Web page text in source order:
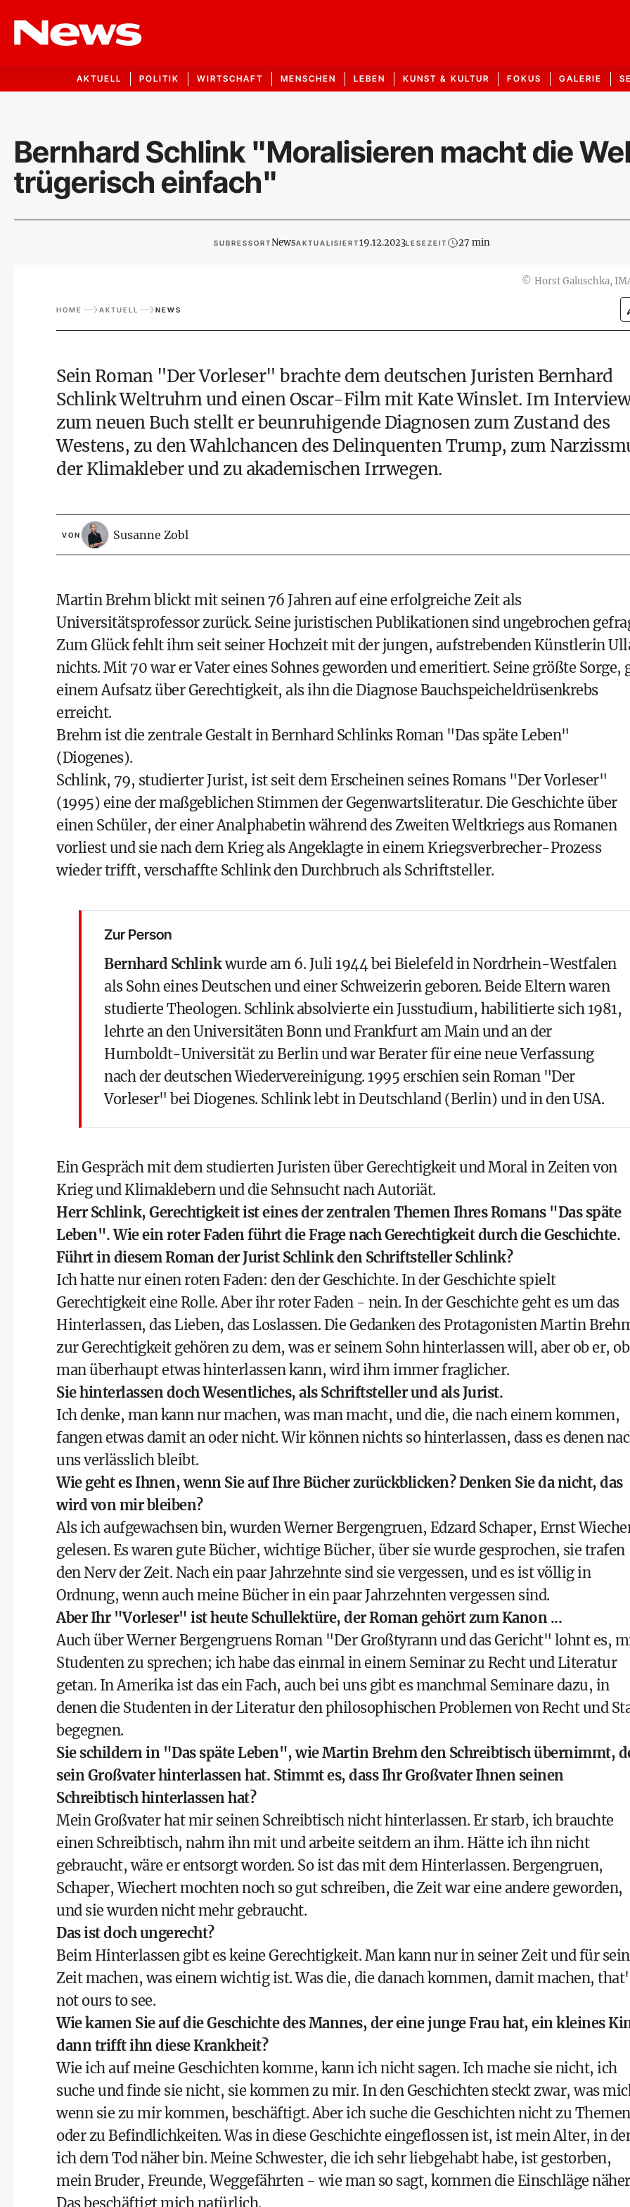
AKTUELL POLITIK WIRTSCHAFT MENSCHEN LEBEN KUNST & KULTUR FOKUS GALERIE
Bernhard Schlink "Moralisieren macht die
trügerisch einfach"
SUBRESSORTNewsAKTUALISIERT19.12.2023LESEZEIT 27 min
© Horst Galuschka,
HOME AKTUELL NEWS
Sein Roman "Der Vorleser" brachte dem deutschen Juristen Bernhard
Schlink Weltruhm und einen Oscar-Film mit Kate Winslet. Im Interview
zum neuen Buch stellt er beunruhigende Diagnosen zum Zustand des
Westens, zu den Wahlchancen des Delinquenten Trump, zum
der Klimakleber und zu akademischen Irrwegen.
VON Susanne Zobl
Martin Brehm blickt mit seinen 76 Jahren auf eine erfolgreiche Zeit als
Universitätsprofessor zurück. Seine juristischen Publikationen sind ungebrochen
Zum Glück fehlt ihm seit seiner Hochzeit mit der jungen, aufstrebenden Künstlerin
nichts. Mit 70 war er Vater eines Sohnes geworden und emeritiert. Seine größte Sorge,
einem Aufsatz über Gerechtigkeit, als ihn die Diagnose Bauchspeicheldrüsenkrebs
erreicht.
Brehm ist die zentrale Gestalt in Bernhard Schlinks Roman "Das späte Leben"
(Diogenes).
Schlink, 79, studierter Jurist, ist seit dem Erscheinen seines Romans "Der Vorleser"
(1995) eine der maßgeblichen Stimmen der Gegenwartsliteratur. Die Geschichte über
einen Schüler, der einer Analphabetin während des Zweiten Weltkriegs aus Romanen
vorliest und sie nach dem Krieg als Angeklagte in einem Kriegsverbrecher-Prozess
wieder trifft, verschaffte Schlink den Durchbruch als Schriftsteller.
Zur Person
Bernhard Schlinkwurde am 6. Juli 1944 bei Bielefeld in Nordrhein-Westfalen
als Sohn eines Deutschen und einer Schweizerin geboren. Beide Eltern waren
studierte Theologen. Schlink absolvierte ein Jusstudium, habilitierte sich 1981,
lehrte an den Universitäten Bonn und Frankfurt am Main und an der
Humboldt-Universität zu Berlin und war Berater für eine neue Verfassung
nach der deutschen Wiedervereinigung. 1995 erschien sein Roman "Der
Vorleser" bei Diogenes. Schlink lebt in Deutschland (Berlin) und in den USA.
Ein Gespräch mit dem studierten Juristen über Gerechtigkeit und Moral in Zeiten von
Krieg und Klimaklebern und die Sehnsucht nach Autoriät.
Herr Schlink, Gerechtigkeit ist eines der zentralen Themen Ihres Romans "Das späte
Leben". Wie ein roter Faden führt die Frage nach Gerechtigkeit durch die Geschichte.
Führt in diesem Roman der Jurist Schlink den Schriftsteller Schlink?
Ich hatte nur einen roten Faden: den der Geschichte. In der Geschichte spielt
Gerechtigkeit eine Rolle. Aber ihr roter Faden - nein. In der Geschichte geht es um das
Hinterlassen, das Lieben, das Loslassen. Die Gedanken des Protagonisten Martin
zur Gerechtigkeit gehören zu dem, was er seinem Sohn hinterlassen will, aber ob er, ob
man überhaupt etwas hinterlassen kann, wird ihm immer fraglicher.
Sie hinterlassen doch Wesentliches, als Schriftsteller und als Jurist.
Ich denke, man kann nur machen, was man macht, und die, die nach einem kommen,
fangen etwas damit an oder nicht. Wir können nichts so hinterlassen, dass es denen
uns verlässlich bleibt.
Wie geht es Ihnen, wenn Sie auf Ihre Bücher zurückblicken? Denken Sie da nicht, das
wird von mir bleiben?
Als ich aufgewachsen bin, wurden Werner Bergengruen, Edzard Schaper, Ernst
gelesen. Es waren gute Bücher, wichtige Bücher, über sie wurde gesprochen, sie trafen
den Nerv der Zeit. Nach ein paar Jahrzehnte sind sie vergessen, und es ist völlig in
Ordnung, wenn auch meine Bücher in ein paar Jahrzehnten vergessen sind.
Aber Ihr "Vorleser" ist heute Schullektüre, der Roman gehört zum Kanon ...
Auch über Werner Bergengruens Roman "Der Großtyrann und das Gericht" lohnt es,
Studenten zu sprechen; ich habe das einmal in einem Seminar zu Recht und Literatur
getan. In Amerika ist das ein Fach, auch bei uns gibt es manchmal Seminare dazu, in
denen die Studenten in der Literatur den philosophischen Problemen von Recht und
begegnen.
Sie schildern in "Das späte Leben", wie Martin Brehm den Schreibtisch übernimmt,
sein Großvater hinterlassen hat. Stimmt es, dass Ihr Großvater Ihnen seinen
Schreibtisch hinterlassen hat?
Mein Großvater hat mir seinen Schreibtisch nicht hinterlassen. Er starb, ich brauchte
einen Schreibtisch, nahm ihn mit und arbeite seitdem an ihm. Hätte ich ihn nicht
gebraucht, wäre er entsorgt worden. So ist das mit dem Hinterlassen. Bergengruen,
Schaper, Wiechert mochten noch so gut schreiben, die Zeit war eine andere geworden,
und sie wurden nicht mehr gebraucht.
Das ist doch ungerecht?
Beim Hinterlassen gibt es keine Gerechtigkeit. Man kann nur in seiner Zeit und für
Zeit machen, was einem wichtig ist. Was die, die danach kommen, damit machen,
not ours to see.
Wie kamen Sie auf die Geschichte des Mannes, der eine junge Frau hat, ein kleines
dann trifft ihn diese Krankheit?
Wie ich auf meine Geschichten komme, kann ich nicht sagen. Ich mache sie nicht, ich
suche und finde sie nicht, sie kommen zu mir. In den Geschichten steckt zwar, was
wenn sie zu mir kommen, beschäftigt. Aber ich suche die Geschichten nicht zu Themen
oder zu Befindlichkeiten. Was in diese Geschichte eingeflossen ist, ist mein Alter, in
ich dem Tod näher bin. Meine Schwester, die ich sehr liebgehabt habe, ist gestorben,
mein Bruder, Freunde, Weggefährten - wie man so sagt, kommen die Einschläge
Das beschäftigt mich natürlich.